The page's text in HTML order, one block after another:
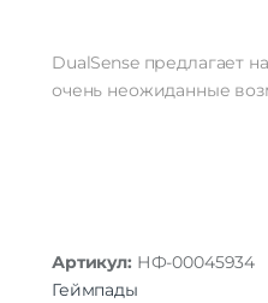
DualSense предлагает
очень неожиданные
Артикул: НФ-00045934
Геймпады